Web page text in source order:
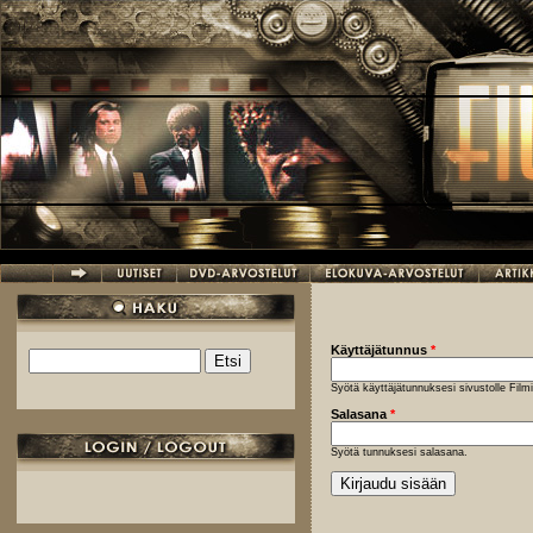
Hyppää pääsisältöön
Hakulomake
Käyttäjätunnus *
Syötä käyttäjätunnuksesi sivustolle
Salasana *
Syötä tunnuksesi salasana.